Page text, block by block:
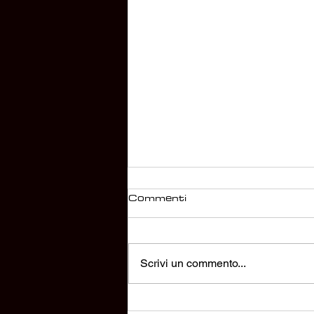
I BRACCIALI FATTI CON
Commenti
Scrivi un commento...